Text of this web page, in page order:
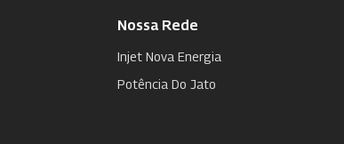
Nossa Rede
Injet Nova Energia
Potência Do Jato